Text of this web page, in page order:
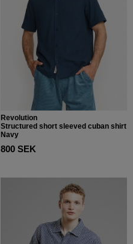
Revolution
Structured short sleeved cuban shirt
Navy
800 SEK